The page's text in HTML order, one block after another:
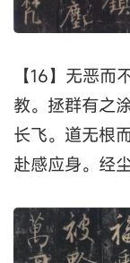
【16】无恶
教。拯群有之
长飞。道无根
赴感应身。经